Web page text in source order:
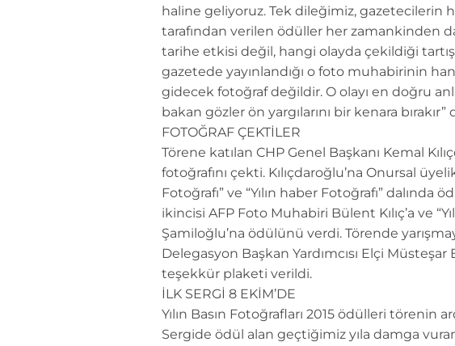
haline geliyoruz. Tek dileğimiz, gazetecilerin
tarafından verilen ödüller her zamankinden
tarihe etkisi değil, hangi olayda çekildiği
gazetede yayınlandığı o foto muhabirinin
gidecek fotoğraf değildir. O olayı en doğru
bakan gözler ön yargılarını bir kenara bırakır”
FOTOĞRAF ÇEKTİLER
Törene katılan CHP Genel Başkanı Kemal
fotoğrafını çekti. Kılıçdaroğlu’na Onursal
Fotoğrafı” ve “Yılın haber Fotoğrafı” dalında
ikincisi AFP Foto Muhabiri Bülent Kılıç’a ve
Şamiloğlu’na ödülünü verdi. Törende
Delegasyon Başkan Yardımcısı Elçi
teşekkür plaketi verildi.
İLK SERGİ 8 EKİM’DE
Yılın Basın Fotoğrafları 2015 ödülleri törenin
Sergide ödül alan geçtiğimiz yıla damga vuran